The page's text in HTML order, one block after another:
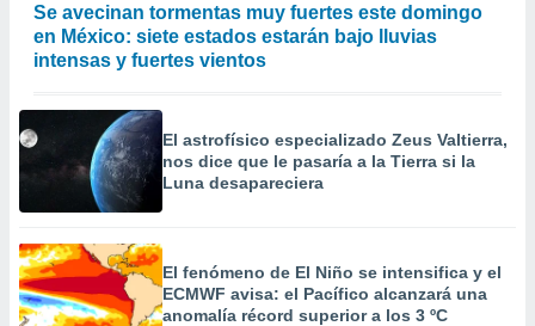
Se avecinan tormentas muy fuertes este domingo
en México: siete estados estarán bajo lluvias
intensas y fuertes vientos
El astrofísico especializado Zeus Valtierra,
nos dice que le pasaría a la Tierra si la
Luna desapareciera
El fenómeno de El Niño se intensifica y el
ECMWF avisa: el Pacífico alcanzará una
anomalía récord superior a los 3 ºC